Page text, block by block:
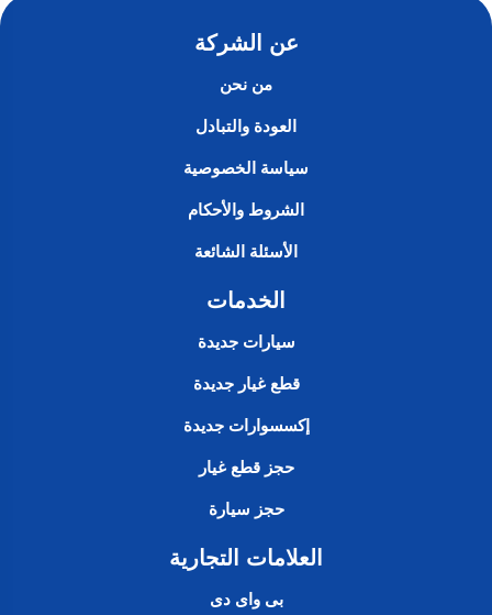
عن الشركة
من نحن
العودة والتبادل
سياسة الخصوصية
الشروط والأحكام
الأسئلة الشائعة
الخدمات
سيارات جديدة
قطع غيار جديدة
إكسسوارات جديدة
حجز قطع غيار
حجز سيارة
العلامات التجارية
بى واى دى